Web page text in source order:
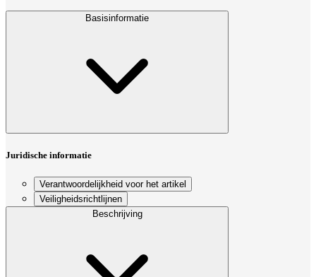
Basisinformatie
Juridische informatie
Verantwoordelijkheid voor het artikel
Veiligheidsrichtlijnen
Beschrijving